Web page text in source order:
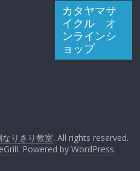
カタヤマサ
イクル オ
ンラインシ
ョップ
りきり教室. All rights reserved.
. Powered by WordPress.